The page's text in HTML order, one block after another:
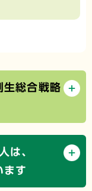
生総合戦略
は、
ます